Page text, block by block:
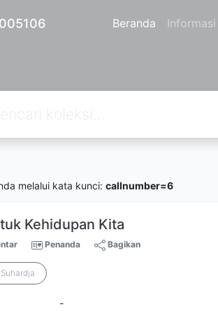
Beranda Informasi
melalui kata kunci: callnumber=6
Kehidupan Kita
Penanda Bagikan
-